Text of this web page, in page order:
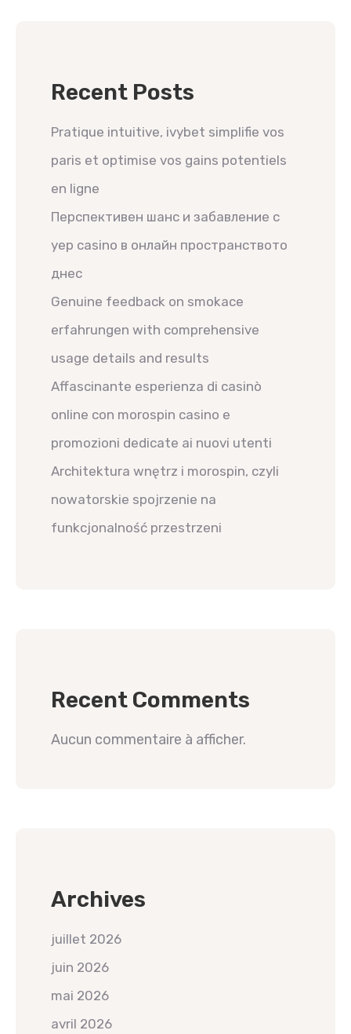
Recent Posts
Pratique intuitive, ivybet simplifie vos
paris et optimise vos gains potentiels
en ligne
Перспективен шанс и забавление с
yep casino в онлайн пространството
днес
Genuine feedback on smokace
erfahrungen with comprehensive
usage details and results
Affascinante esperienza di casinò
online con morospin casino e
promozioni dedicate ai nuovi utenti
Architektura wnętrz i morospin, czyli
nowatorskie spojrzenie na
funkcjonalność przestrzeni
Recent Comments
Aucun commentaire à afficher.
Archives
juillet 2026
juin 2026
mai 2026
avril 2026